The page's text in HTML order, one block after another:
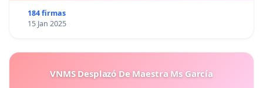
184 firmas
15 Jan 2025
VNMS Desplazó De Maestra Ms García